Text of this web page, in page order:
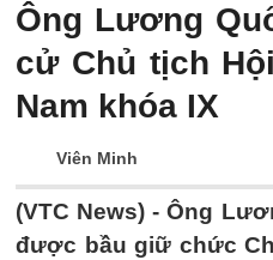
Ông Lương
cử Chủ tịch
Nam khóa IX
Viên Minh
(VTC News) -Ông
được bầu giữ chức